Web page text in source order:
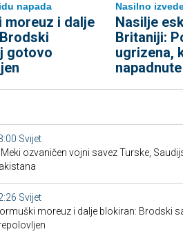
napada
moreuz i dalje
gotovo
Nasilno
Nasilje
Britaniji:
ugrizena,
Svijet
Meki ozvaničen vojni savez Turske,
Svijet
moreuz i dalje blokiran: Brodski